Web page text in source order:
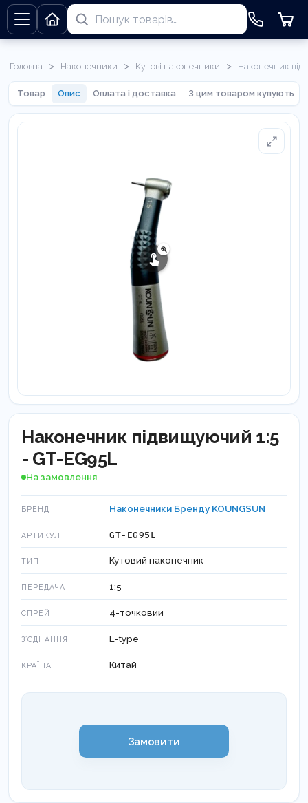
Головна > Наконечники > Кутові наконечники > Наконечник
Товар Опис Оплата і доставка З цим товаром купують
Наконечник підвищуючий 1:5
- GT-EG95L
На замовлення
БРЕНД Наконечники Бренду KOUNGSUN
АРТИКУЛ GT-EG95L
ТИП Кутовий наконечник
ПЕРЕДАЧА 1:5
СПРЕЙ 4-точковий
ЗʼЄДНАННЯ E-type
КРАЇНА Китай
Замовити